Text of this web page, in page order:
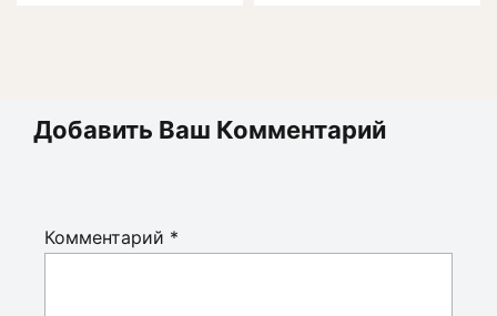
Добавить Ваш Комментарий
Комментарий *